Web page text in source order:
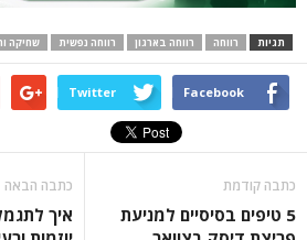
תגיות רווחה רווחה בארגון רווחה נפשית שחיקה
Facebook
Twitter
כתבה קודמת
5 טיפים בסיסיים למניעת
כתבה הבאה
איך